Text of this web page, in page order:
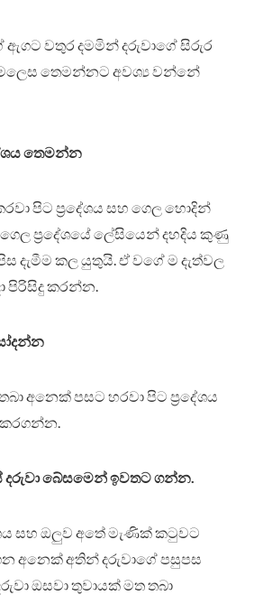
ඇගට වතුර දමමින් දරුවාගේ සිරුර
තෙමන්නට අවශ්‍ය වන්නේ
තෙමන්න
පිට ප්‍රදේශය සහ ගෙල හොදින්
ප්‍රදේශයේ ලේසියෙන් දහදිය කුණු
දැමීම කල යුතුයි. ඒ වගේ ම දැත්වල
පිරිසිදු කරන්න.
අනෙක් පසට හරවා පිට ප්‍රදේශය
කරගන්න.
දරුවා බේසමෙන් ඉවතට ගන්න.
සහ ඔලුව අතේ මැණික් කටුවට
අනෙක් අතින් දරුවාගේ පසුපස
ඔසවා තුවායක් මත තබා